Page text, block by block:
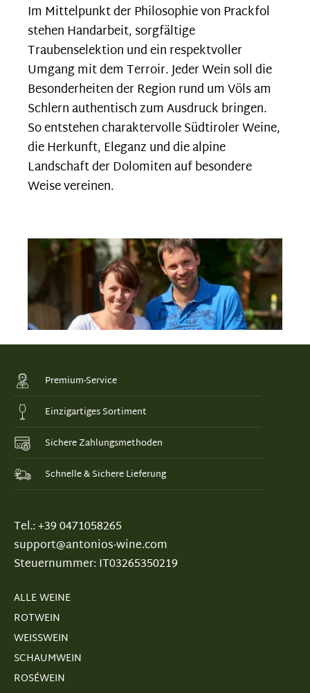
Im Mittelpunkt der Philosophie von Prackfol
stehen Handarbeit, sorgfältige
Traubenselektion und ein respektvoller
Umgang mit dem Terroir. Jeder Wein soll die
Besonderheiten der Region rund um Völs am
Schlern authentisch zum Ausdruck bringen.
So entstehen charaktervolle Südtiroler Weine,
die Herkunft, Eleganz und die alpine
Landschaft der Dolomiten auf besondere
Weise vereinen.
Premium-Service
Einzigartiges Sortiment
Sichere Zahlungsmethoden
Schnelle & Sichere Lieferung
Tel.: +39 0471058265
support@antonios-wine.com
Steuernummer: IT03265350219
ALLE WEINE
ROTWEIN
WEISSWEIN
SCHAUMWEIN
ROSÉWEIN